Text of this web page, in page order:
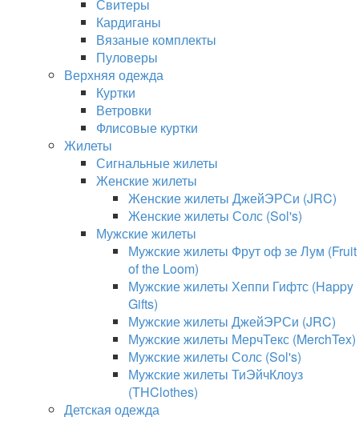
Свитеры
Кардиганы
Вязаные комплекты
Пуловеры
Верхняя одежда
Куртки
Ветровки
Флисовые куртки
Жилеты
Сигнальные жилеты
Женские жилеты
Женские жилеты ДжейЭРСи (JRC)
Женские жилеты Солс (Sol's)
Мужские жилеты
Мужские жилеты Фрут оф зе Лум (Fruit
of the Loom)
Мужские жилеты Хеппи Гифтс (Happy
Gifts)
Мужские жилеты ДжейЭРСи (JRC)
Мужские жилеты МерчТекс (MerchTex)
Мужские жилеты Солс (Sol's)
Мужские жилеты ТиЭйчКлоуз
(THClothes)
Детская одежда